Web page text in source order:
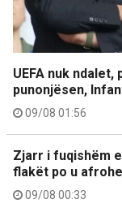
UEFA nuk
punonjësen,
09/08 01:56
Zjarr i fuqishëm
flakët po u
09/08 00:33